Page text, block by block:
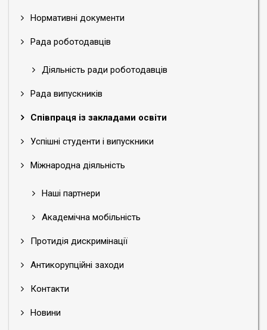
Нормативні документи
Рада роботодавців
Діяльність ради роботодавців
Рада випускників
Співпраця із закладами освіти
Успішні студенти і випускники
Міжнародна діяльність
Наші партнери
Академічна мобільність
Протидія дискримінації
Антикорупційні заходи
Контакти
Новини